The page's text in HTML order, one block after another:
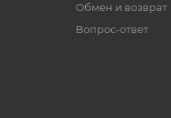
Обмен и возврат
Вопрос-ответ